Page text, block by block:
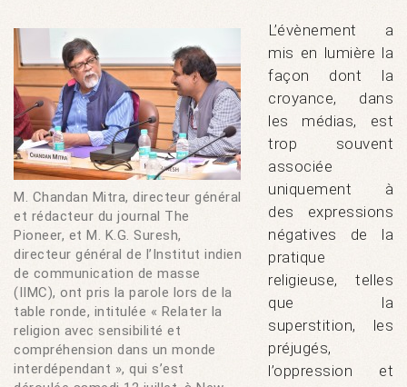
M. Chandan Mitra, directeur général
et rédacteur du journal The
Pioneer, et M. K.G. Suresh,
directeur général de l’Institut indien
de communication de masse
(IIMC), ont pris la parole lors de la
table ronde, intitulée « Relater la
religion avec sensibilité et
compréhension dans un monde
interdépendant », qui s’est
L’évènement a
mis en lumière la
façon dont la
croyance, dans
les médias, est
trop souvent
associée
uniquement à
des expressions
négatives de la
pratique
religieuse, telles
que la
superstition, les
préjugés,
l’oppression et